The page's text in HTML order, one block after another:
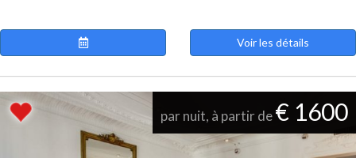
Voir les détails
par nuit, à partir de€ 1600